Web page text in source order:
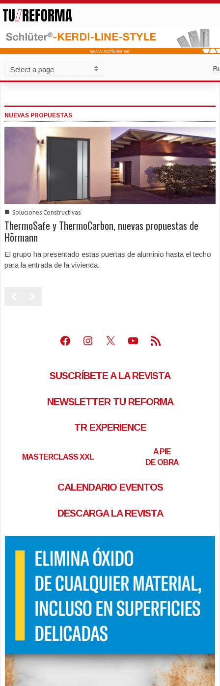
NUEVAS PROPUESTAS
■ Soluciones Constructivas
ThermoSafe y ThermoCarbon, nuevas propuestas de
Hörmann
El grupo ha presentado estas puertas de aluminio hasta el techo
para la entrada de la vivienda.
Facebook
Instagram
X Youtube
Feed RSS
SUSCRÍBETE A LA REVISTA
NEWSLETTER TU REFORMA
TR EXPERIENCE
MASTERCLASS XXL
A PIE
DE OBRA
CALENDARIO EVENTOS
DESCARGA LA REVISTA